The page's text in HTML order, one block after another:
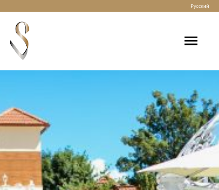
Русский
Startseite
Freie Trauung in München Freie Trauung in Regensburg
Freie Trauung in Passau Freie Trauung in Deggendorf
Freie Trauung am Gardasee in Italien
Freie Trauung zu zweit: Elopement Trauung